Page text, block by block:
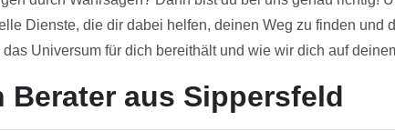
Dienste, die dir dabei helfen, deinen Weg zu finden
Universum für dich bereithält und wie wir dich auf
Berater aus Sippersfeld